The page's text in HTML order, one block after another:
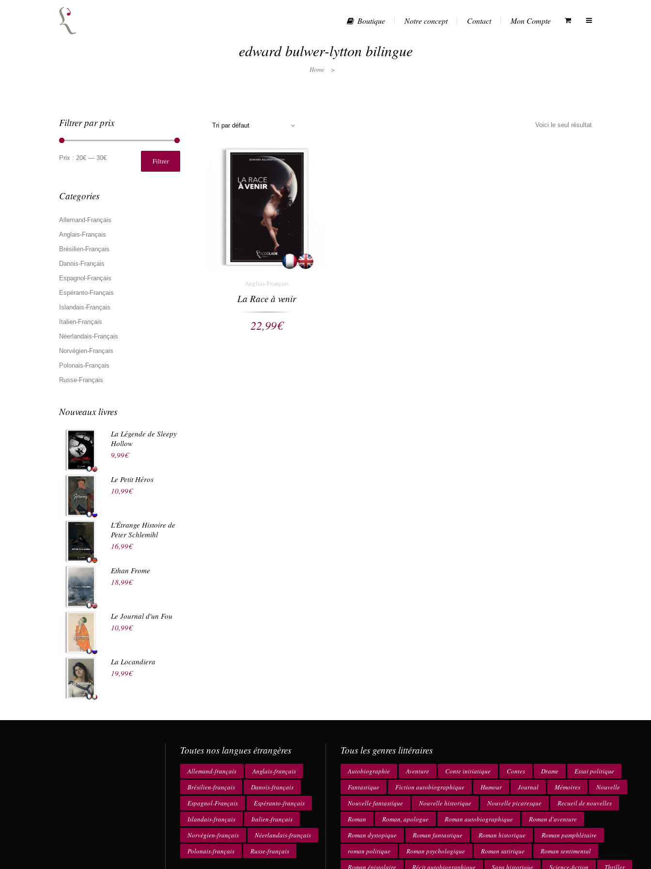
Boutique Notre concept Contact Mon Compte
edward bulwer-lytton bilingue
Home >
Filtrer par prix
min
max
Filtrer
Prix : 20€ — 30€
Categories
Allemand-Français
Anglais-Français
Brésilien-Français
Danois-Français
Espagnol-Français
Espéranto-Français
Islandais-Français
Italien-Français
Néerlandais-Français
Norvégien-Français
Polonais-Français
Russe-Français
Nouveaux livres
La Légende de Sleepy
Hollow
9,99€
Le Petit Héros
10,99€
L'Étrange Histoire de
Peter Schlemihl
16,99€
Ethan Frome
18,99€
Le Journal d'un Fou
10,99€
La Locandiera
19,99€
Voici le seul résultat
Tri par défaut
Anglais-Français
La Race à venir
22,99€
Toutes nos langues étrangères
Allemand-français
Anglais-français
Brésilien-français
Danois-français
Espagnol-Français
Espéranto-français
Islandais-français
Italien-français
Norvégien-français
Néerlandais-français
Polonais-français
Russe-français
Tous les genres littéraires
Autobiographie Aventure Conte initiatique Contes Drame
Essai politique
Fantastique
Fiction autobiographique Humour Journal Mémoires
Nouvelle
Nouvelle fantastique
Nouvelle historique Nouvelle picaresque
Recueil de nouvelles
Roman
Roman, apologue Roman autobiographique
Roman d'aventure
Roman dystopique
Roman fantastique Roman historique
Roman pamphlétaire
roman politique
Roman psychologique Roman satirique
Roman sentimental
Roman épistolaire
Récit autobiographique Saga historique Science-fiction Thriller